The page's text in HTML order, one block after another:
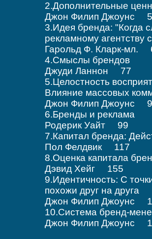
2.Дополнительные
Джон Филип Джоунс
3.Идея бренда: "Когда
рекламному
Гарольд Ф. Кларк-мл.
4.Смыслы брендов
Джуди Ланнон 77
5.Целостность
Влияние массовых
Джон Филип Джоунс
6.Бренды и реклама
Родерик Уайт 99
7.Капитал бренда:
Пол Фелдвик 117
8.Оценка капитала
Дэвид Хейг 155
9.Идентичность: С
похожи друг на друга
Джон Филип Джоунс
10.Система бренд-
Джон Филип Джоунс